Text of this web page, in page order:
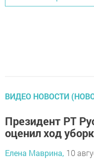
ВИДЕО НОВОСТИ
Президент РТ
оценил ход
Елена Маврина, 10